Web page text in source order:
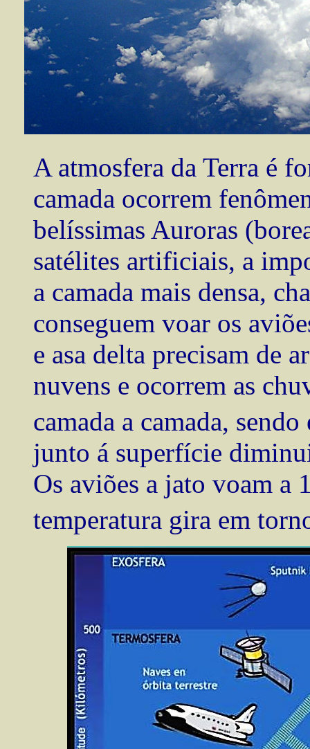
A atmosfera da Terra é
camada ocorrem
belíssimas Auroras
satélites artificiais, a
a camada mais densa,
conseguem voar os
e asa delta precisam de
nuvens e ocorrem as
camada a camada,
junto á superfície
Os aviões a jato voam a
temperatura gira em